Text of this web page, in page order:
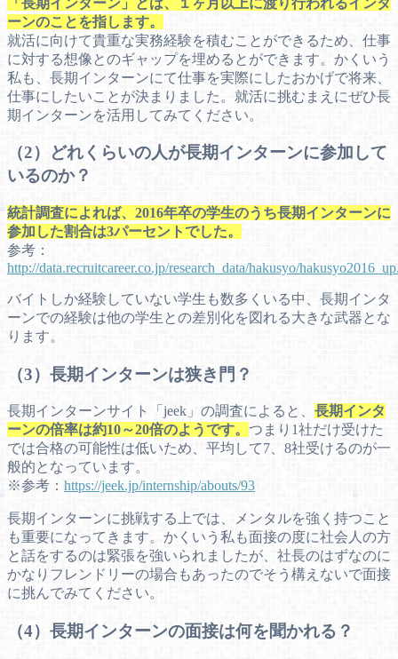
ーンのことを指します。
就活に向けて貴重な実務経験を積むことができるため、仕事
に対する想像とのギャップを埋めるとができます。かくいう
私も、長期インターンにて仕事を実際にしたおかげで将来、
仕事にしたいことが決まりました。就活に挑むまえにぜひ長
期インターンを活用してみてください。
（2）どれくらいの人が長期インターンに参加して
いるのか？
統計調査によれば、2016年卒の学生のうち長期インターンに
参加した割合は3パーセントでした。
参考：
http://data.recruitcareer.co.jp/research_data/hakusyo/
バイトしか経験していない学生も数多くいる中、長期インタ
ーンでの経験は他の学生との差別化を図れる大きな武器とな
ります。
（3）長期インターンは狭き門？
長期インターンサイト「jeek」の調査によると、 長期インタ
ーンの倍率は約10～20倍のようです。 つまり1社だけ受けた
では合格の可能性は低いため、平均して7、8社受けるのが一
般的となっています。
※参考： https://jeek.jp/internship/abouts/93
長期インターンに挑戦する上では、メンタルを強く持つこと
も重要になってきます。かくいう私も面接の度に社会人の方
と話をするのは緊張を強いられましたが、社長のはずなのに
かなりフレンドリーの場合もあったのでそう構えないで面接
に挑んでみてください。
（4）長期インターンの面接は何を聞かれる？